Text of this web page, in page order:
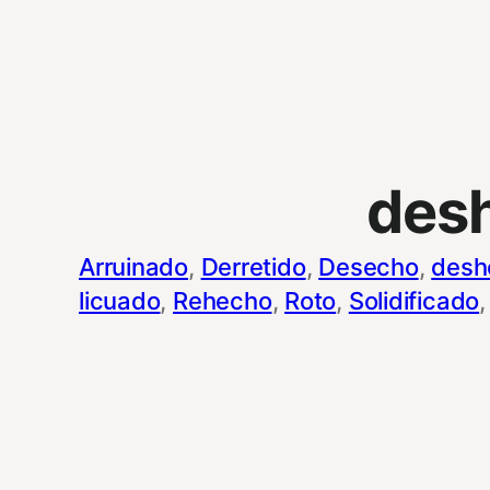
Arruinado, Derretido, Desecho,
licuado, Rehecho, Roto, Solidificado